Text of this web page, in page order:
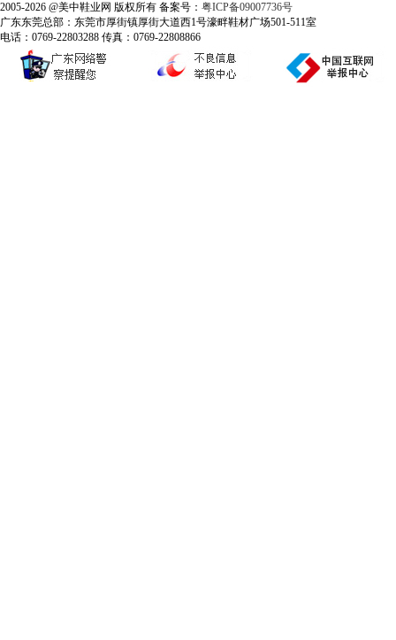
2005-2026 @美中鞋业网 版权所有 备案号： 粤ICP备09007736号
广东东莞总部：东莞市厚街镇厚街大道西1号濠畔鞋材广场501-511室
电话：0769-22803288 传真：0769-22808866